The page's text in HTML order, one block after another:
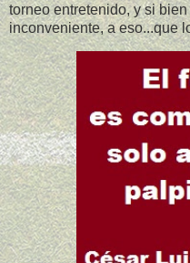
torneo entretenido, y si
inconveniente, a eso...que